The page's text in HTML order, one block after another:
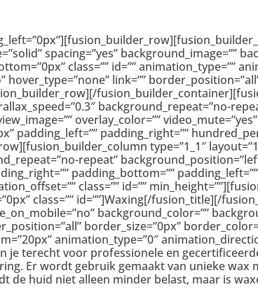
spacing=”yes” background_image=””
class=”” id=”” animation_type=””
link=””
background_repeat=”no-
overlay_color=””
padding_left=”” padding_right=””
type=”1_1″
repeat”
padding_bottom=””
class=”” id=””
class=”” id=””]Waxing[/fusion_title][/
background_color=””
border_size=”0px”
animation_type=”0″
je terecht voor professionele en
Er wordt gebruik gemaakt van unieke wax
de huid niet alleen minder belast, maar is